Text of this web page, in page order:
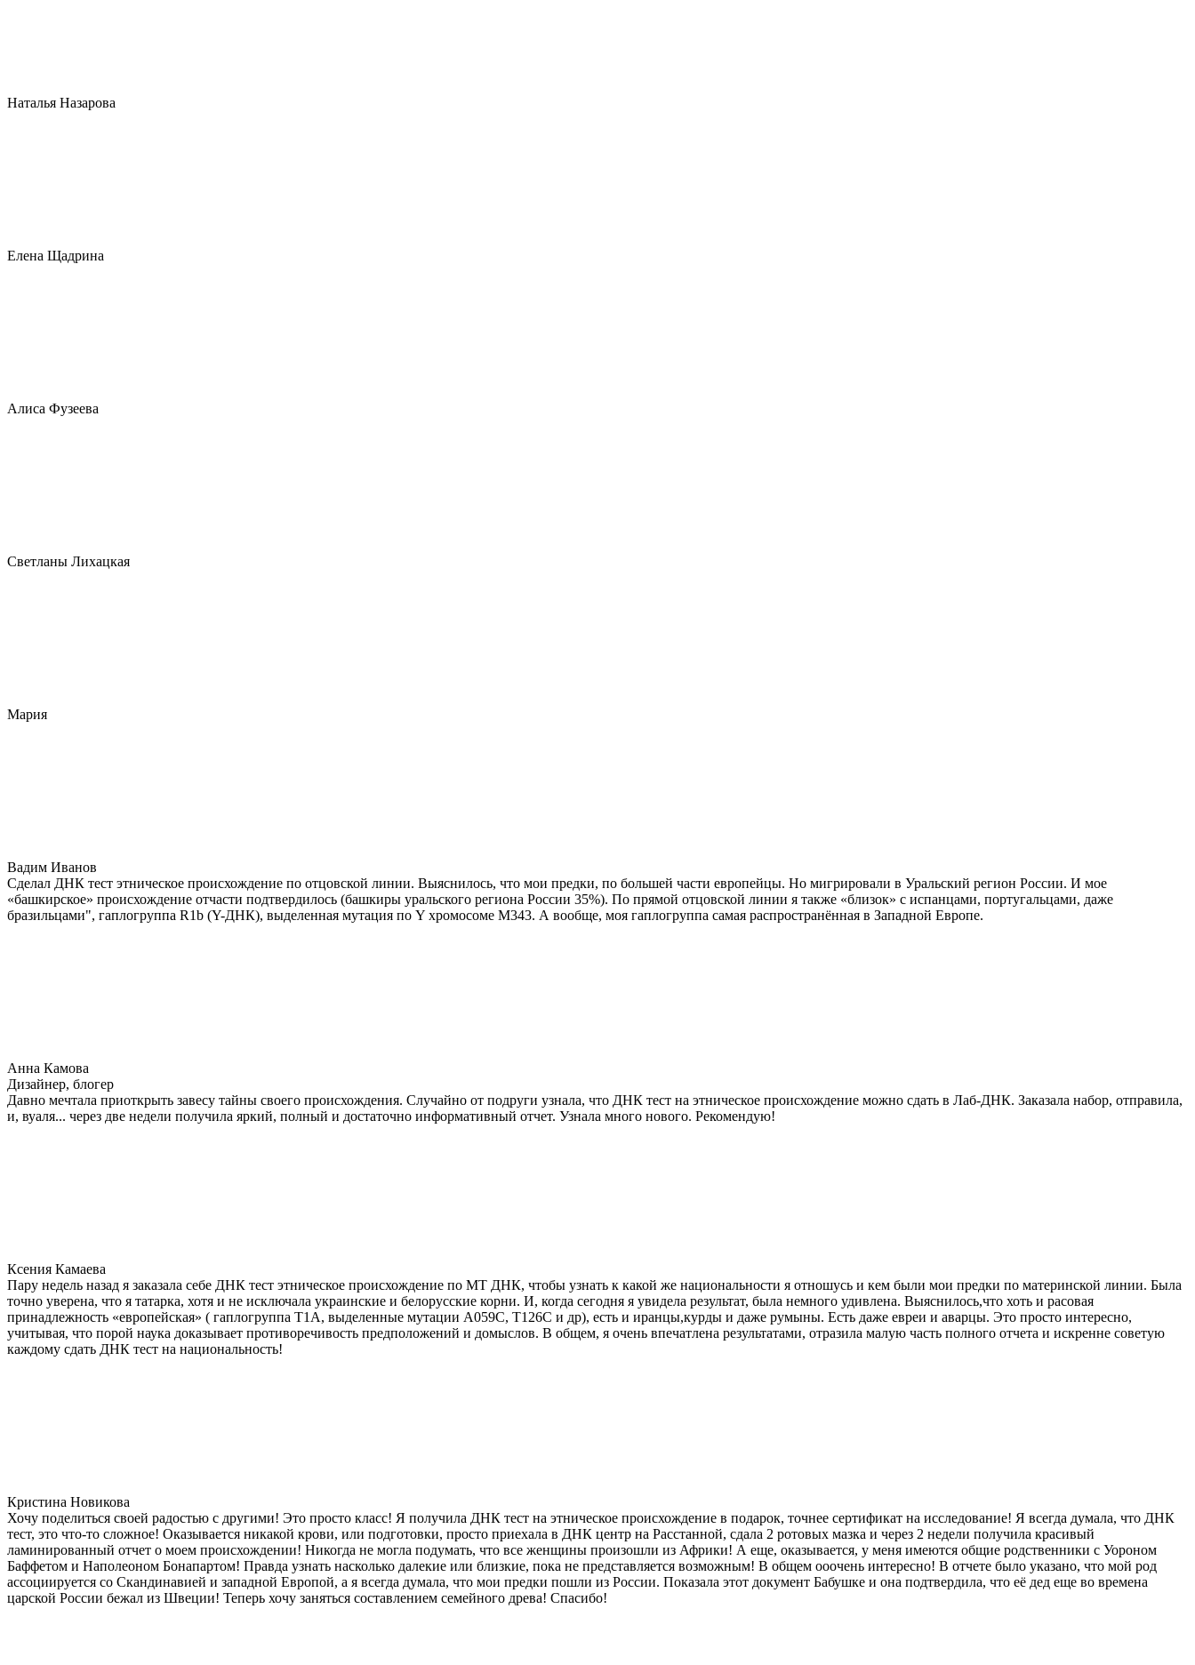
Наталья Назарова
Елена Щадрина
Алиса Фузеева
Светланы Лихацкая
Мария
Вадим Иванов
Сделал ДНК тест этническое происхождение по отцовской линии. Выяснилось, что мои предки, по большей части европейцы. Но мигрировали в Уральский регион России. И мое
«башкирское» происхождение отчасти подтвердилось (башкиры уральского региона России 35%). По прямой отцовской линии я также «близок» с испанцами, португальцами, даже
бразильцами", гаплогруппа R1b (Y-ДНК), выделенная мутация по Y хромосоме М343. А вообще, моя гаплогруппа самая распространённая в Западной Европе.
Анна Камова
Дизайнер, блогер
Давно мечтала приоткрыть завесу тайны своего происхождения. Случайно от подруги узнала, что ДНК тест на этническое происхождение можно сдать в Лаб-ДНК. Заказала набор, отправила,
и, вуаля... через две недели получила яркий, полный и достаточно информативный отчет. Узнала много нового. Рекомендую!
Ксения Камаева
Пару недель назад я заказала себе ДНК тест этническое происхождение по МТ ДНК, чтобы узнать к какой же национальности я отношусь и кем были мои предки по материнской линии. Была
точно уверена, что я татарка, хотя и не исключала украинские и белорусские корни. И, когда сегодня я увидела результат, была немного удивлена. Выяснилось,что хоть и расовая
принадлежность «европейская» ( гаплогруппа T1A, выделенные мутации A059C, T126C и др), есть и иранцы,курды и даже румыны. Есть даже евреи и аварцы. Это просто интересно,
учитывая, что порой наука доказывает противоречивость предположений и домыслов. В общем, я очень впечатлена результатами, отразила малую часть полного отчета и искренне советую
каждому сдать ДНК тест на национальность!
Кристина Новикова
Хочу поделиться своей радостью с другими! Это просто класс! Я получила ДНК тест на этническое происхождение в подарок, точнее сертификат на исследование! Я всегда думала, что ДНК
тест, это что-то сложное! Оказывается никакой крови, или подготовки, просто приехала в ДНК центр на Расстанной, сдала 2 ротовых мазка и через 2 недели получила красивый
ламинированный отчет о моем происхождении! Никогда не могла подумать, что все женщины произошли из Африки! А еще, оказывается, у меня имеются общие родственники с Уороном
Баффетом и Наполеоном Бонапартом! Правда узнать насколько далекие или близкие, пока не представляется возможным! В общем ооочень интересно! В отчете было указано, что мой род
ассоциируется со Скандинавией и западной Европой, а я всегда думала, что мои предки пошли из России. Показала этот документ Бабушке и она подтвердила, что её дед еще во времена
царской России бежал из Швеции! Теперь хочу заняться составлением семейного древа! Спасибо!